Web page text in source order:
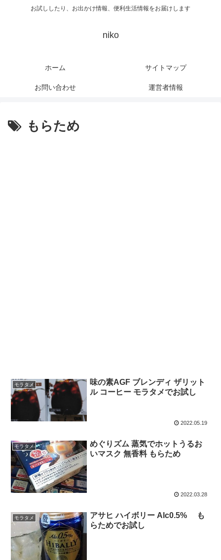
お試ししたり、お出かけ情報、便利生活情報をお届けします
niko
ホーム サイトマップ
お問い合わせ 運営者情報
もらため
モラタメ
味の素AGF ブレンディ ザリット
ル コーヒー モラタメでお試し
2022.05.19
モラタメ
めぐりズム 蒸気でホットうるお
いマスク 無香料 もらため
2022.03.28
モラタメ
アサヒ ハイボリー Alc0.5% も
らためでお試し